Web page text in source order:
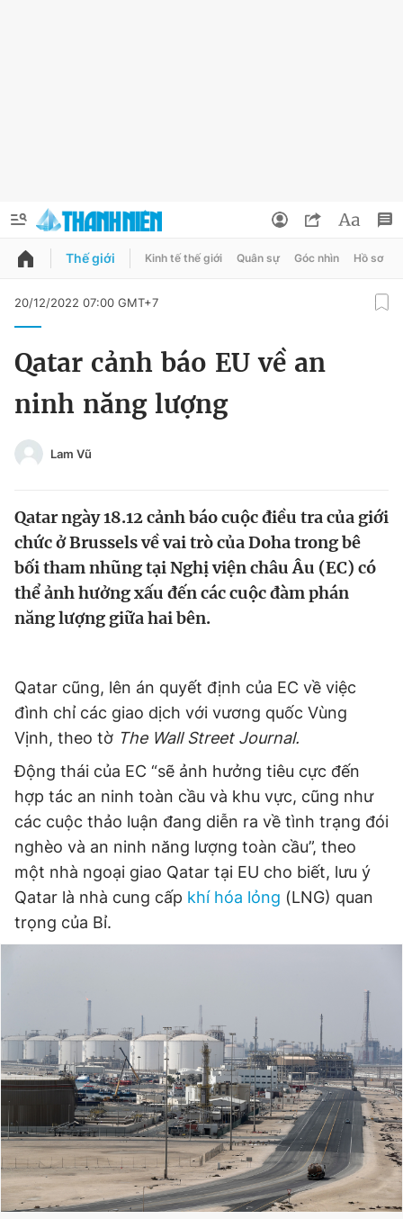
QUẢNG CÁO
Chuyên mục
Chào ngày mới
Tin thị trường Tin 360
Video Magazine
Tiện ích Bạn cần biết
Thông tin tòa soạn Liên hệ quảng cáo
Đọc Thanh Niên trên điện thoại
Hotline
0906 645 777
Liên hệ quảng cáo
0908 780 404
Quảng cáo RSS Tòa soạn Chính sách bảo
Tổng biên tập: Nguyễn Ngọc Toàn
Phó tổng biên tập thường trực: Hải Thành
Phó tổng biên tập: Lâm Hiếu Dũng
Phó tổng biên tập: Trần Việt Hưng
Tổng thư ký tòa soạn: Đức Trung
Đổi mật khẩu
Tin đã lưu
Thế giới Kinh tế thế giới Quân sự Góc nhìn Hồ sơ
20/12/2022 07:00 GMT+7
Qatar cảnh báo EU về an
ninh năng lượng
Lam Vũ
Qatar ngày 18.12 cảnh báo cuộc điều tra của giới
chức ở Brussels về vai trò của Doha trong bê
bối tham nhũng tại Nghị viện châu Âu (EC) có
thể ảnh hưởng xấu đến các cuộc đàm phán
năng lượng giữa hai bên.
Qatar cũng, lên án quyết định của EC về việc
đình chỉ các giao dịch với vương quốc Vùng
Vịnh, theo tờ The Wall Street Journal.
Động thái của EC “sẽ ảnh hưởng tiêu cực đến
hợp tác an ninh toàn cầu và khu vực, cũng như
các cuộc thảo luận đang diễn ra về tình trạng đói
nghèo và an ninh năng lượng toàn cầu”, theo
một nhà ngoại giao Qatar tại EU cho biết, lưu ý
Qatar là nhà cung cấp khí hóa lỏng (LNG) quan
trọng của Bỉ.